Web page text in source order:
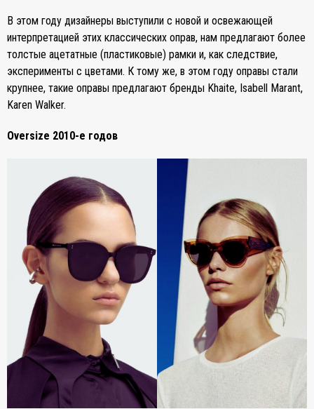
В этом году дизайнеры выступили с новой и освежающей
интерпретацией этих классических оправ, нам предлагают более
толстые ацетатные (пластиковые) рамки и, как следствие,
эксперименты с цветами. К тому же, в этом году оправы стали
крупнее, такие оправы предлагают бренды Khaite, Isabell Marant,
Karen Walker.
Oversize 2010-е годов